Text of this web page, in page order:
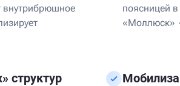
поясницей
«Моллюск»
структур